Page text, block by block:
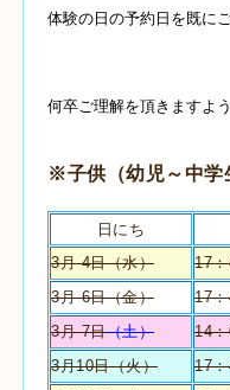
体験の日の予約日を既に
何卒ご理解を頂きますよ
※子供（幼児～中学
日にち
3月 4日（水）
17
3月 6日（金）
17
3月 7日（土） 14
3月10日（火）
17